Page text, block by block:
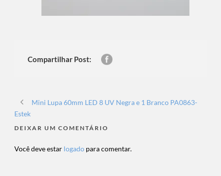
Compartilhar Post:
Mini Lupa 60mm LED 8 UV Negra e 1 Branco PA0863-
Estek
DEIXAR UM COMENTÁRIO
Você deve estar logado para comentar.